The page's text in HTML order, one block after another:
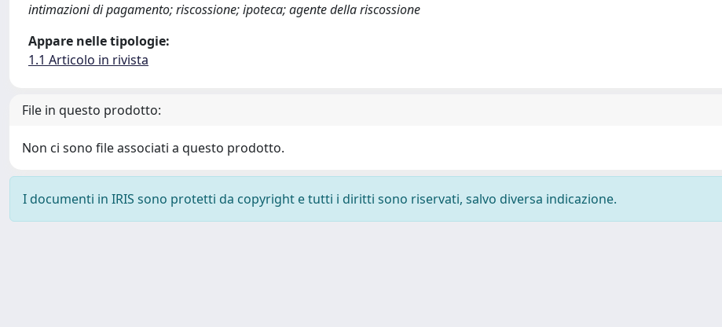
intimazioni di pagamento; riscossione; ipoteca; agente della riscossione
Appare nelle tipologie:
1.1 Articolo in rivista
File in questo prodotto:
Non ci sono file associati a questo prodotto.
I documenti in IRIS sono protetti da copyright e tutti i diritti sono riservati, salvo diversa indicazione.